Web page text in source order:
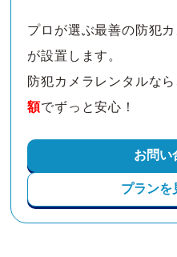
プロが選ぶ最善の防犯
が設置します。
防犯カメラレンタルな
額でずっと安心！
お問い
プランを